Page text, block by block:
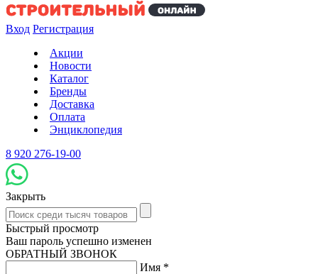
Вход Регистрация
Акции
Новости
Каталог
Бренды
Доставка
Оплата
Энциклопедия
8 920 276-19-00
Закрыть
Быстрый просмотр
Ваш пароль успешно изменен
ОБРАТНЫЙ ЗВОНОК
Имя *